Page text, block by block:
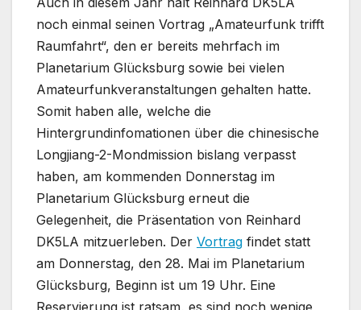
noch einmal seinen Vortrag „Amateurfunk trifft
Raumfahrt“, den er bereits mehrfach im
Planetarium Glücksburg sowie bei vielen
Amateurfunkveranstaltungen gehalten hatte.
Somit haben alle, welche die
Hintergrundinfomationen über die chinesische
Longjiang-2-Mondmission bislang verpasst
haben, am kommenden Donnerstag im
Planetarium Glücksburg erneut die
Gelegenheit, die Präsentation von Reinhard
DK5LA mitzuerleben. Der Vortrag findet statt
am Donnerstag, den 28. Mai im Planetarium
Glücksburg, Beginn ist um 19 Uhr. Eine